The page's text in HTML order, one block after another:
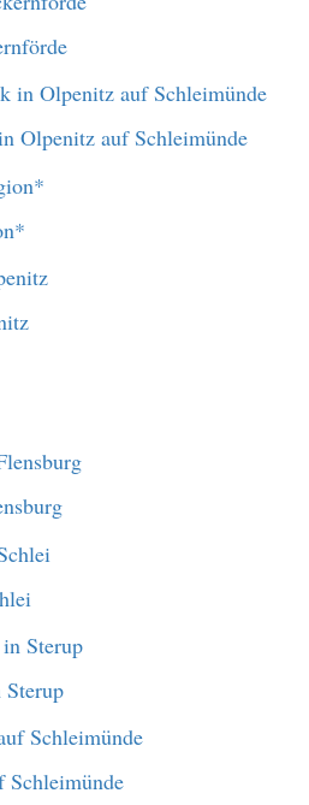
Olpenitz auf Schleimünde
Schleimünde